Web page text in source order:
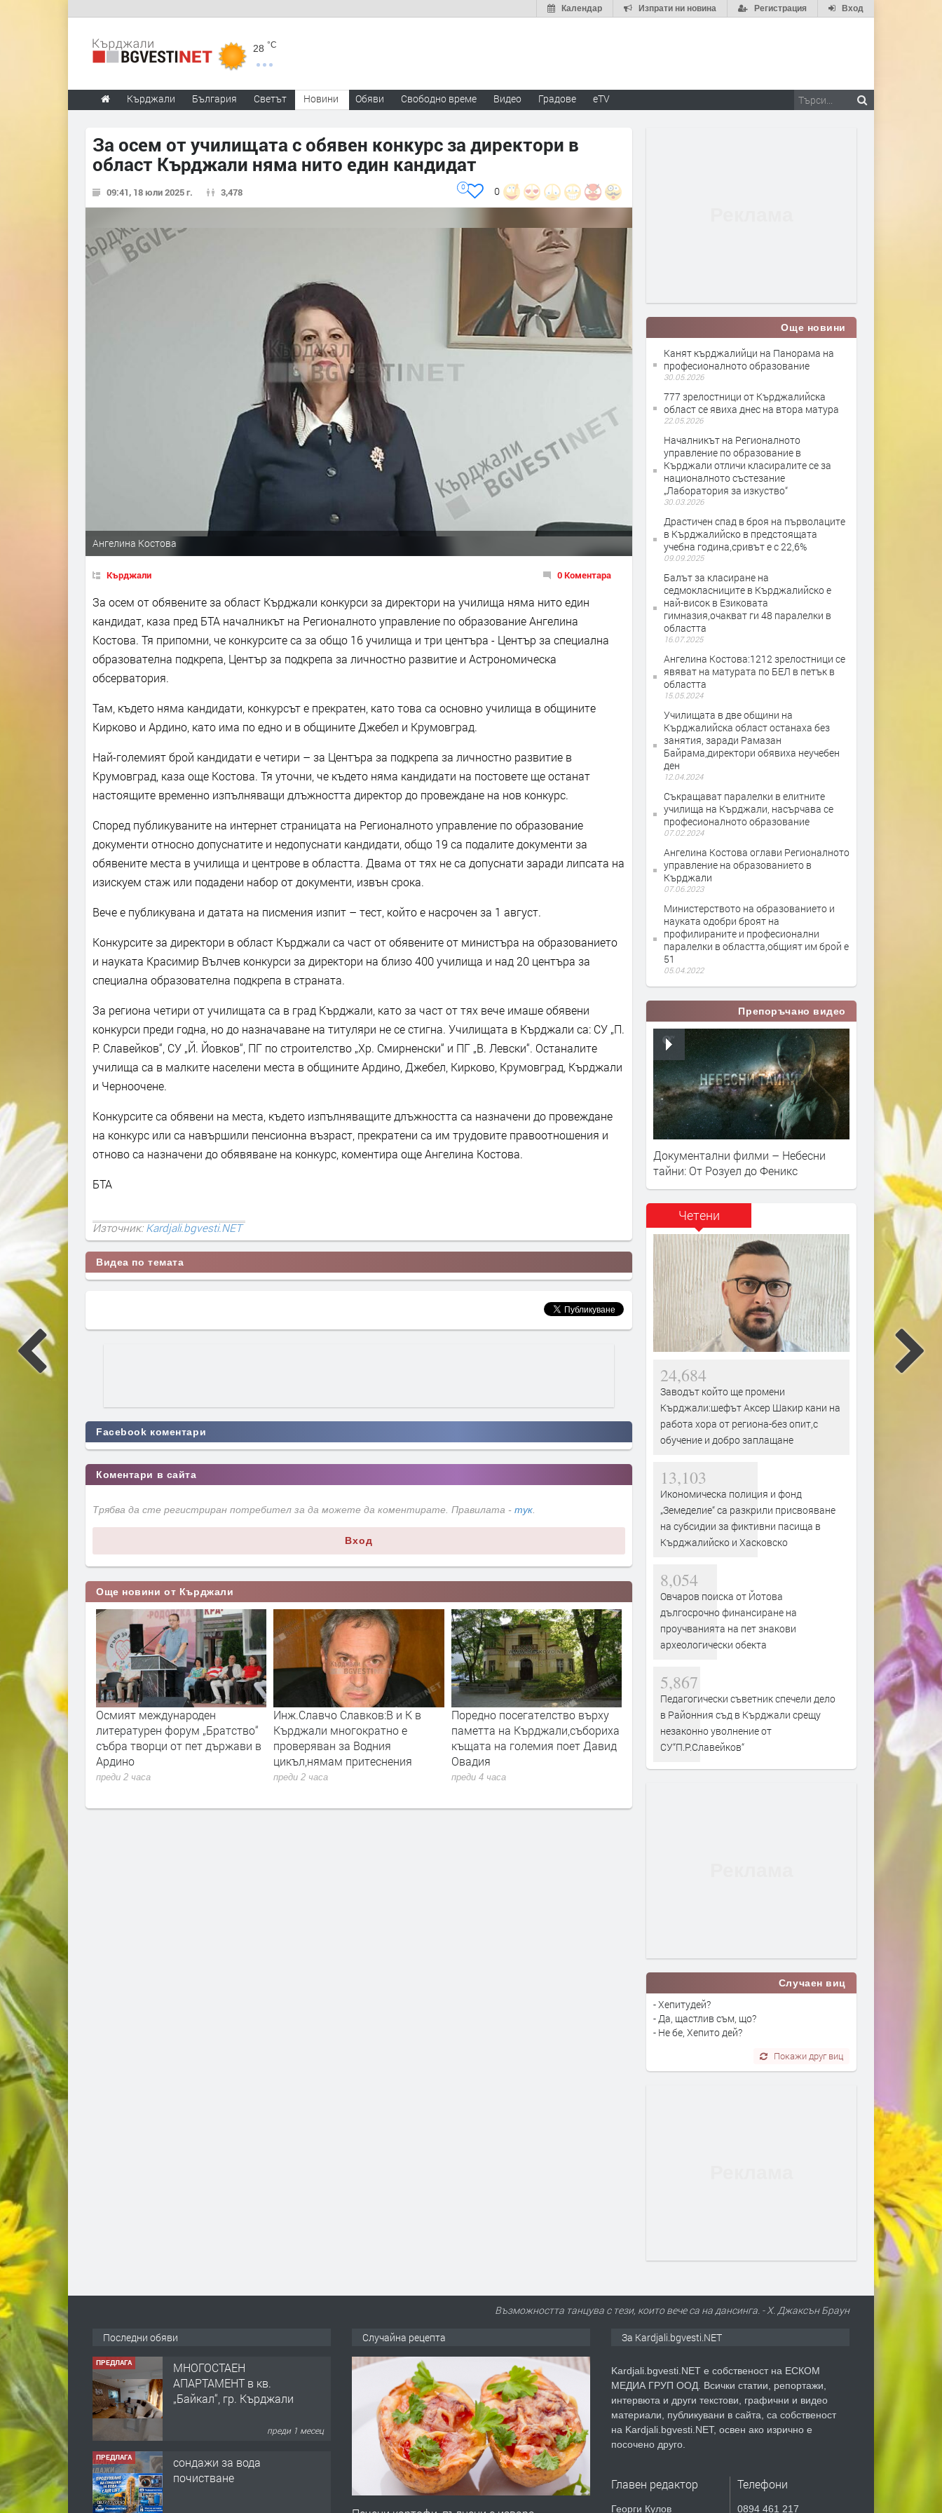
Вход
Регистрация
Изпрати ни новина
Календар
28 °C
Кърджали България Светът Новини Обяви Свободно време Видео Градове eTV
За осем от училищата с обявен конкурс за директори в
област Кърджали няма нито един кандидат
09:41, 18 юли 2025 г. 3,478 0
0
Ангелина Костова
Кърджали 0 Коментара
За осем от обявените за област Кърджали конкурси за директори на училища няма нито един
кандидат, каза пред БТА началникът на Регионалното управление по образование Ангелина
Костова. Тя припомни, че конкурсите са за общо 16 училища и три центъра - Център за специална
образователна подкрепа, Център за подкрепа за личностно развитие и Астрономическа
обсерватория.
Там, където няма кандидати, конкурсът е прекратен, като това са основно училища в общините
Кирково и Ардино, като има по едно и в общините Джебел и Крумовград.
Най-големият брой кандидати е четири – за Центъра за подкрепа за личностно развитие в
Крумовград, каза още Костова. Тя уточни, че където няма кандидати на постовете ще останат
настоящите временно изпълняващи длъжността директор до провеждане на нов конкурс.
Според публикуваните на интернет страницата на Регионалното управление по образование
документи относно допуснатите и недопуснати кандидати, общо 19 са подалите документи за
обявените места в училища и центрове в областта. Двама от тях не са допуснати заради липсата на
изискуем стаж или подадени набор от документи, извън срока.
Вече е публикувана и датата на писмения изпит – тест, който е насрочен за 1 август.
Конкурсите за директори в област Кърджали са част от обявените от министъра на образованието
и науката Красимир Вълчев конкурси за директори на близо 400 училища и над 20 центъра за
специална образователна подкрепа в страната.
За региона четири от училищата са в град Кърджали, като за част от тях вече имаше обявени
конкурси преди годна, но до назначаване на титуляри не се стигна. Училищата в Кърджали са: СУ „П.
Р. Славейков“, СУ „Й. Йовков“, ПГ по строителство „Хр. Смирненски“ и ПГ „В. Левски“. Останалите
училища са в малките населени места в общините Ардино, Джебел, Кирково, Крумовград, Кърджали
и Черноочене.
Конкурсите са обявени на места, където изпълняващите длъжността са назначени до провеждане
на конкурс или са навършили пенсионна възраст, прекратени са им трудовите правоотношения и
отново са назначени до обявяване на конкурс, коментира още Ангелина Костова.
БТА
Източник:Kardjali.bgvesti.NET
Видеа по темата
Facebook коментари
Коментари в сайта
Трябва да сте регистриран потребител за да можете да коментирате. Правилата - тук.
Вход
Още новини от Кърджали
с
не попречи за
лехи в
се
Осмият международен
литературен форум „Братство“
събра творци от пет държави в
Ардино
преди 2 часа
Инж.Славчо Славков:В и К в
Кърджали многократно е
проверяван за Водния
цикъл,нямам притеснения
преди 2 часа
Поредно посегателство върху
паметта на Кърджали,събориха
къщата на големия поет Давид
Овадия
преди 4 часа
АРДА привлече Станислав
Иванов
преди 4 часа
60 кърджалийци
помощ за своите
здравни досиета в
разяснителни пунктове
Още новини
Канят кърджалийци на Панорама на
професионалното образование
30.05.2026
777 зрелостници от Кърджалийска
област се явиха днес на втора матура
22.05.2026
Началникът на Регионалното
управление по образование в
Кърджали отличи класиралите се за
националното състезание
„Лаборатория за изкуство“
30.03.2026
Драстичен спад в броя на първолаците
в Кърджалийско в предстоящата
учебна година,сривът е с 22,6%
09.09.2025
Балът за класиране на
седмокласниците в Кърджалийско е
най-висок в Езиковата
гимназия,очакват ги 48 паралелки в
областта
16.07.2025
Ангелина Костова:1212 зрелостници се
явяват на матурата по БЕЛ в петък в
областта
15.05.2024
Училищата в две общини на
Кърджалийска област останаха без
занятия, заради Рамазан
Байрама,директори обявиха неучебен
ден
12.04.2024
Съкращават паралелки в елитните
училища на Кърджали, насърчава се
професионалното образование
07.02.2024
Ангелина Костова оглави Регионалното
управление на образованието в
Кърджали
07.06.2023
Министерството на образованието и
науката одобри броят на
профилираните и професионални
паралелки в областта,общият им брой е
51
05.04.2022
Препоръчано видео
Документални филми – Небесни
тайни: От Розуел до Феникс
Четени
24,684
Заводът който ще промени
Кърджали:шефът Аксер Шакир кани на
работа хора от региона-без опит,с
обучение и добро заплащане
13,103
Икономическа полиция и фонд
„Земеделие“ са разкрили присвояване
на субсидии за фиктивни пасища в
Кърджалийско и Хасковско
8,054
Овчаров поиска от Йотова
дългосрочно финансиране на
проучванията на пет знакови
археологически обекта
5,867
Педагогически съветник спечели дело
в Районния съд в Кърджали срещу
незаконно уволнение от
СУ“П.Р.Славейков“
Случаен виц
- Хепитудей?
- Да, щастлив съм, що?
- Не бе, Хепито дей?
Покажи друг виц
Възможността танцува с тези, които вече са на дансинга. - Х. Джаксън Браун
Последни обяви
ПРЕДЛАГА
МНОГОСТАЕН
АПАРТАМЕНТ в кв.
„Байкал“, гр. Кърджали
преди 1 месец
ПРЕДЛАГА
сондажи за вода
почистване
Случайна рецепта За Kardjali.bgvesti.NET
Kardjali.bgvesti.NET е собственост на ЕСКОМ
МЕДИА ГРУП ООД. Всички статии, репортажи,
интервюта и други текстови, графични и видео
материали, публикувани в сайта, са собственост
на Kardjali.bgvesti.NET, освен ако изрично е
посочено друго.
Главен редактор
Георги Кулов
Телефони
0894 461 217